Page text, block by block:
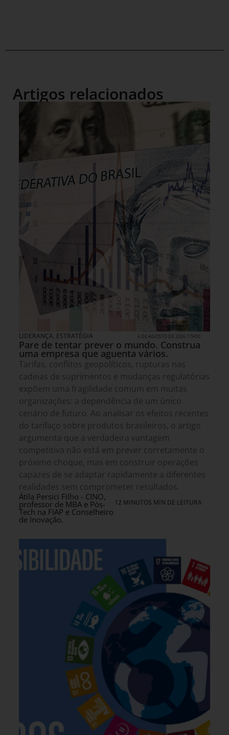
Artigos relacionados
LIDERANÇA, ESTRATÉGIA 6 DE AGOSTO DE 2026 17H00
Pare de tentar prever o mundo. Construa
uma empresa que aguenta vários.
Tarifas, conflitos geopolíticos, rupturas nas
cadeias de suprimentos e mudanças regulatórias
expõem uma fragilidade comum em muitas
organizações: a dependência de um único
cenário de futuro. Ao analisar os efeitos recentes
do tarifaço sobre produtos brasileiros, o artigo
argumenta que a verdadeira vantagem
competitiva não está em prever corretamente o
próximo choque, mas em construir operações
capazes de se adaptar rapidamente a diferentes
realidades sem comprometer resultados.
Átila Persici Filho - CINO,
professor de MBA e Pós-
Tech na FIAP e Conselheiro
de Inovação.
12 MINUTOS MIN DE LEITURA